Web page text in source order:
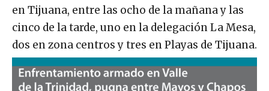
en Tijuana, entre las ocho de la mañana y las
cinco de la tarde, uno en la delegación La Mesa,
dos en zona centros y tres en Playas de Tijuana.